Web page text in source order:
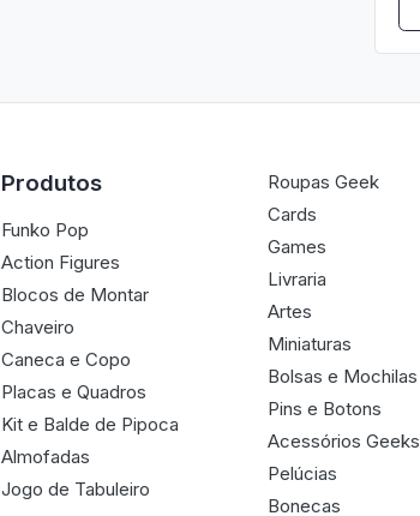
Produtos
Funko Pop
Action Figures
Blocos de Montar
Chaveiro
Caneca e Copo
Placas e Quadros
Kit e Balde de Pipoca
Almofadas
Jogo de Tabuleiro
Roupas Geek
Cards
Games
Livraria
Artes
Miniaturas
Bolsas e Mochilas
Pins e Botons
Acessórios Geeks
Pelúcias
Bonecas